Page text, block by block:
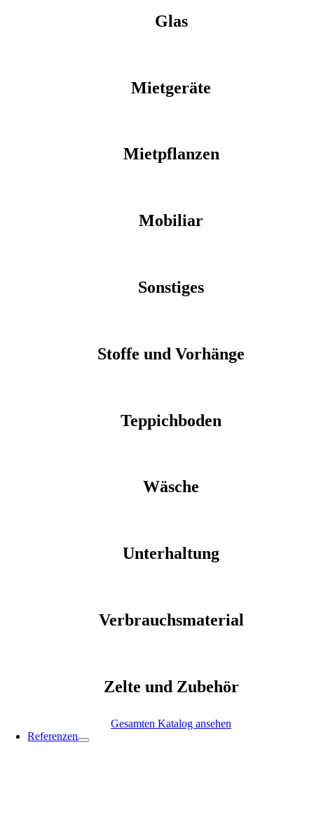
Glas
Mietgeräte
Mietpflanzen
Mobiliar
Sonstiges
Stoffe und Vorhänge
Teppichboden
Wäsche
Unterhaltung
Verbrauchsmaterial
Zelte und Zubehör
Gesamten Katalog ansehen
Referenzen